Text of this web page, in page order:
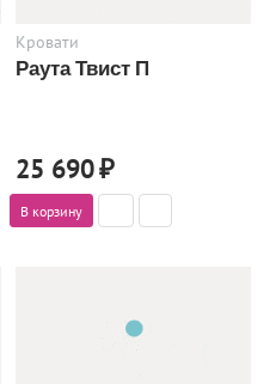
Кровати
Раута Твист П
25 690₽
В корзину